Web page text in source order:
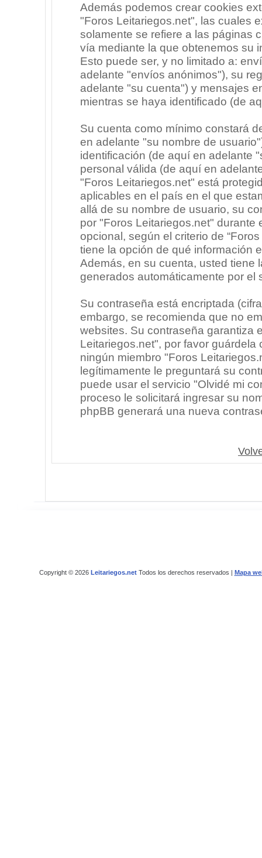
Además podemos crear cookies
"Foros Leitariegos.net", las cuales
solamente se refiere a las páginas
vía mediante la que obtenemos su
Esto puede ser, y no limitado a:
adelante "envíos anónimos"), su
adelante "su cuenta") y mensajes
mientras se haya identificado (de
Su cuenta como mínimo constará
en adelante "su nombre de
identificación (de aquí en adelante
personal válida (de aquí en
"Foros Leitariegos.net" está
aplicables en el país en el que
allá de su nombre de usuario, su
por "Foros Leitariegos.net" durante
opcional, según el criterio de
tiene la opción de qué información
Además, en su cuenta, usted tiene
generados automáticamente por el
Su contraseña está encriptada
embargo, se recomienda que no
websites. Su contraseña garantiza
Leitariegos.net", por favor
ningún miembro "Foros
legítimamente le preguntará su
puede usar el servicio "Olvidé mi
proceso le solicitará ingresar su
phpBB generará una nueva
Copyright © 2026 Leitariegos.netTodos los derechos reservados | Mapa